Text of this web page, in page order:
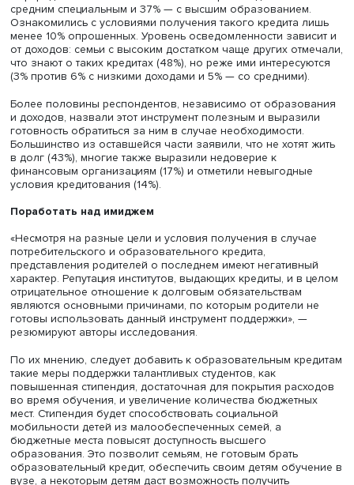
Многие россияне не знают о существовании льготного
обркредита — так ответили более 50% респондентов со
средним специальным и 37% — с высшим
Ознакомились с условиями получения такого кредита
менее 10% опрошенных. Уровень осведомленности
от доходов: семьи с высоким достатком чаще других
что знают о таких кредитах (48%), но реже ими
Более половины респондентов, независимо от
и доходов, назвали этот инструмент полезным и
готовность обратиться за ним в случае необходимости.
Большинство из оставшейся части заявили, что не
в долг (43%), многие также выразили недоверие к
финансовым организациям (17%) и отметили
условия кредитования (14%).